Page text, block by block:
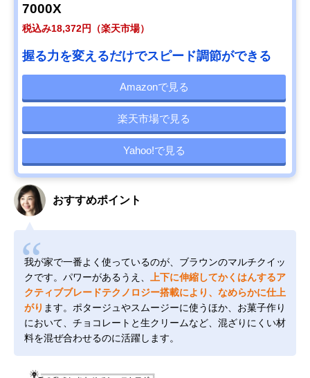
7000X
税込み18,372円（楽天市場）
握る力を変えるだけでスピード調節ができる
Amazonで見る
楽天市場で見る
Yahoo!で見る
おすすめポイント
我が家で一番よく使っているのが、ブラウンのマルチクイッ
クです。パワーがあるうえ、
上下に伸縮してかくはんするア
クティブブレードテクノロジー搭載により、なめらかに仕上
がり ます。ポタージュやスムージーに使うほか、お菓子作り
において、チョコレートと生クリームなど、混ざりにくい材
料を混ぜ合わせるのに活躍します。